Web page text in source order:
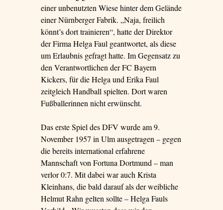
einer unbenutzten Wiese hinter dem Gelände
einer Nürnberger Fabrik. „Naja, freilich
könnt’s dort trainieren“, hatte der Direktor
der Firma Helga Faul geantwortet, als diese
um Erlaubnis gefragt hatte. Im Gegensatz zu
den Verantwortlichen der FC Bayern
Kickers, für die Helga und Erika Faul
zeitgleich Handball spielten. Dort waren
Fußballerinnen nicht erwünscht.
Das erste Spiel des DFV wurde am 9.
November 1957 in Ulm ausgetragen – gegen
die bereits international erfahrene
Mannschaft von Fortuna Dortmund – man
verlor 0:7. Mit dabei war auch Krista
Kleinhans, die bald darauf als der weibliche
Helmut Rahn gelten sollte – Helga Fauls